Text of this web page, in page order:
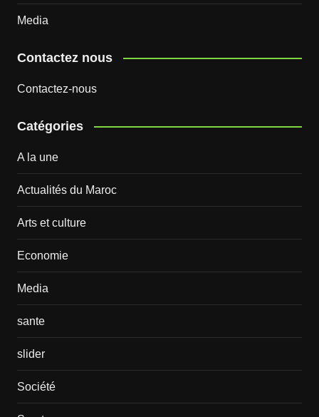
Media
Contactez nous
Contactez-nous
Catégories
A la une
Actualités du Maroc
Arts et culture
Economie
Media
sante
slider
Société